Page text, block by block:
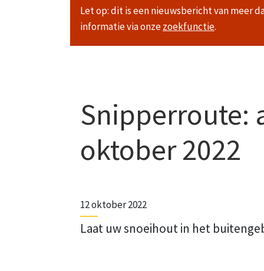
Let op: dit is een nieuwsbericht van meer
informatie via onzezoekfunctie.
Snipperroute:
oktober 2022
12 oktober 2022
Laat uw snoeihout in het